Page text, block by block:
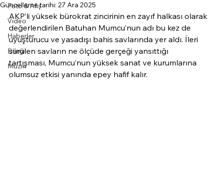
Foto & Afiş
Video
Haberler
Dergi
Müzik
Güncelleme tarihi: 27 Ara 2025
AKP’li yüksek bürokrat zincirinin en zayıf halkası olarak
değerlendirilen Batuhan Mumcu’nun adı bu kez de
uyuşturucu ve yasadışı bahis savlarında yer aldı. İleri
sürülen savların ne ölçüde gerçeği yansıttığı
tartışması, Mumcu’nun yüksek sanat ve kurumlarına
olumsuz etkisi yanında epey hafif kalır.